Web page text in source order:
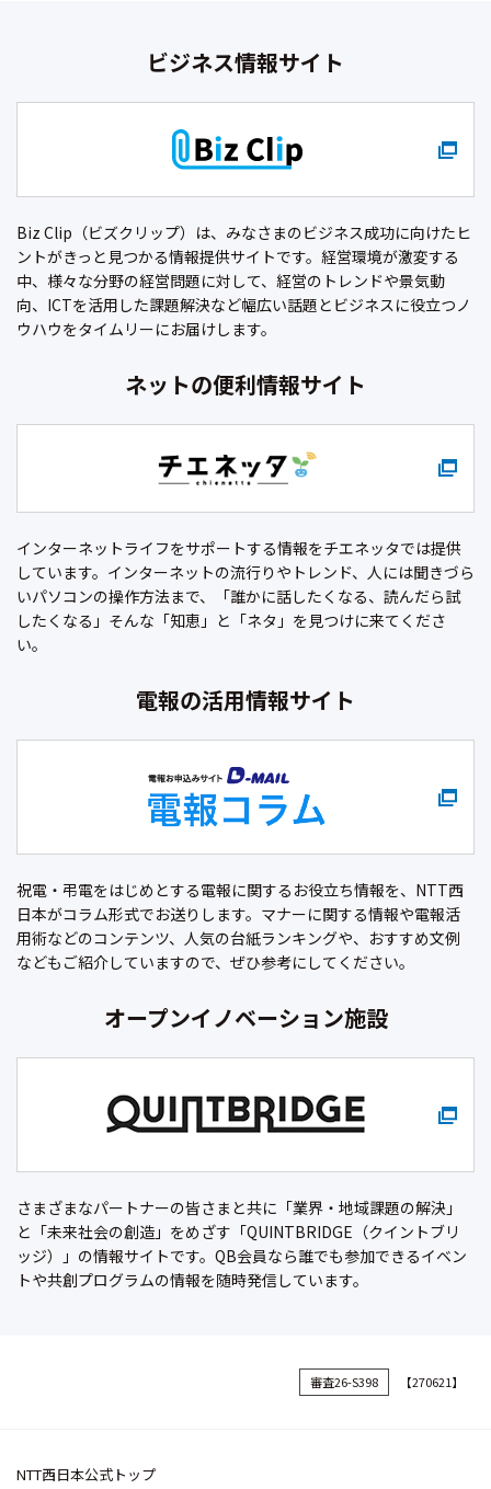
ビジネス情報サイト
Biz Clip（ビズクリップ）は、みなさまのビジネス成功に向けたヒ
ントがきっと見つかる情報提供サイトです。経営環境が激変する
中、様々な分野の経営問題に対して、経営のトレンドや景気動
向、ICTを活用した課題解決など幅広い話題とビジネスに役立つノ
ウハウをタイムリーにお届けします。
ネットの便利情報サイト
インターネットライフをサポートする情報をチエネッタでは提供
しています。インターネットの流行りやトレンド、人には聞きづら
いパソコンの操作方法まで、「誰かに話したくなる、読んだら試
したくなる」そんな「知恵」と「ネタ」を見つけに来てくださ
い。
電報の活用情報サイト
祝電・弔電をはじめとする電報に関するお役立ち情報を、NTT西
日本がコラム形式でお送りします。マナーに関する情報や電報活
用術などのコンテンツ、人気の台紙ランキングや、おすすめ文例
などもご紹介していますので、ぜひ参考にしてください。
オープンイノベーション施設
さまざまなパートナーの皆さまと共に「業界・地域課題の解決」
と「未来社会の創造」をめざす「QUINTBRIDGE（クイントブリ
ッジ）」の情報サイトです。QB会員なら誰でも参加できるイベン
トや共創プログラムの情報を随時発信しています。
審査26-S398 【270621】
NTT西日本公式トップ